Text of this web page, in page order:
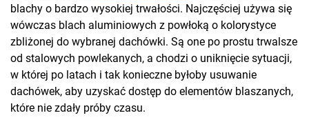
blachy o bardzo wysokiej trwałości. Najczęściej używa się
wówczas blach aluminiowych z powłoką o kolorystyce
zbliżonej do wybranej dachówki. Są one po prostu trwalsze
od stalowych powlekanych, a chodzi o uniknięcie sytuacji,
w której po latach i tak konieczne byłoby usuwanie
dachówek, aby uzyskać dostęp do elementów blaszanych,
które nie zdały próby czasu.